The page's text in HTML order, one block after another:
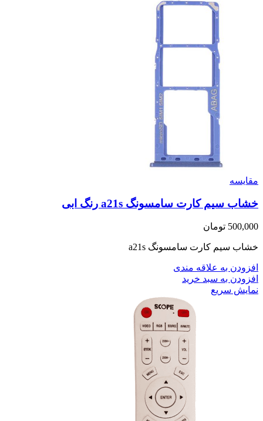
مقايسه
خشاب سیم کارت سامسونگ a21s رنگ ابی
500,000 تومان
خشاب سیم کارت سامسونگ a21s
افزودن به علاقه مندی
افزودن به سبد خرید
نمایش سریع